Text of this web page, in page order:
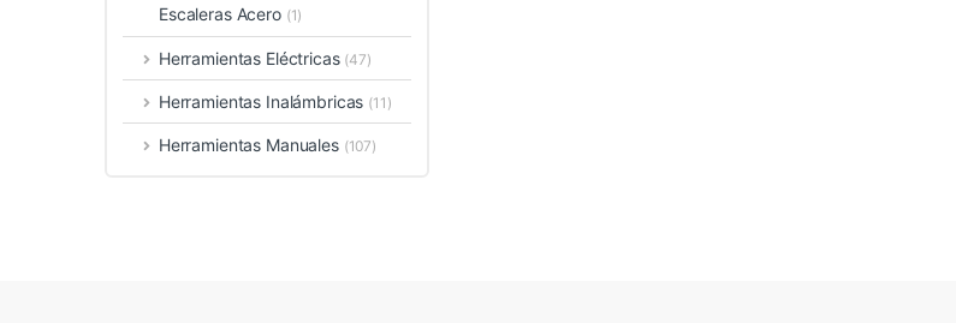
Escaleras Acero (1)
Herramientas Eléctricas (47)
Herramientas Inalámbricas (11)
Herramientas Manuales (107)